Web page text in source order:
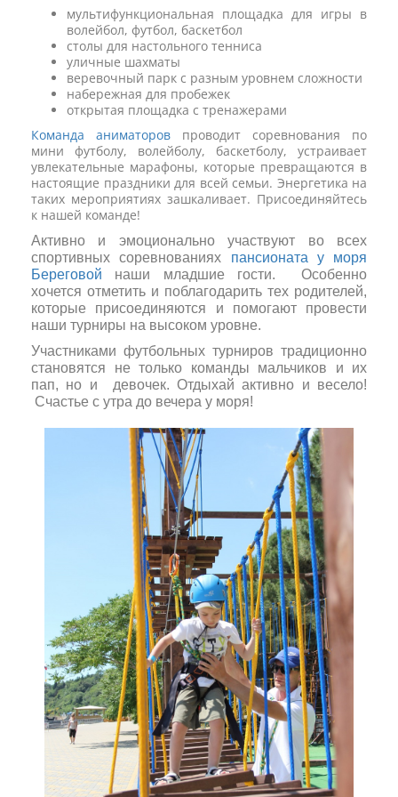
мультифункциональная площадка для игры в
волейбол, футбол, баскетбол
столы для настольного тенниса
уличные шахматы
веревочный парк с разным уровнем сложности
набережная для пробежек
открытая площадка с тренажерами
Команда аниматоров проводит соревнования по
мини футболу, волейболу, баскетболу, устраивает
увлекательные марафоны, которые превращаются в
настоящие праздники для всей семьи. Энергетика на
таких мероприятиях зашкаливает. Присоединяйтесь
к нашей команде!
Активно и эмоционально участвуют во всех
спортивных соревнованиях пансионата у моря
Береговой наши младшие гости. Особенно
хочется отметить и поблагодарить тех родителей,
которые присоединяются и помогают провести
наши турниры на высоком уровне.
Участниками футбольных турниров традиционно
становятся не только команды мальчиков и их
пап, но и девочек. Отдыхай активно и весело!
Счастье с утра до вечера у моря!